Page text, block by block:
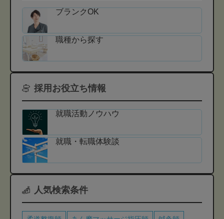
ブランクOK
職種から探す
採用お役立ち情報
就職活動ノウハウ
就職・転職体験談
人気検索条件